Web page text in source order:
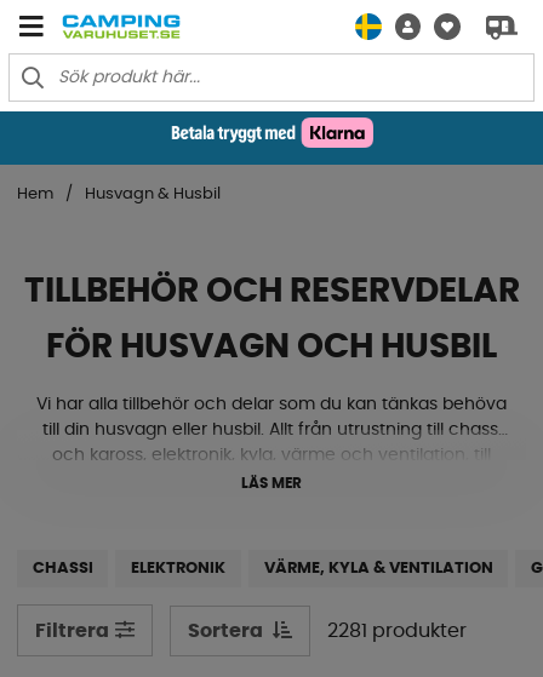
Hem Husvagn & Husbil
TILLBEHÖR OCH RESERVDELAR
FÖR HUSVAGN OCH HUSBIL
Vi har alla tillbehör och delar som du kan tänkas behöva
till din husvagn eller husbil. Allt från utrustning till chassi
och kaross, elektronik, kyla, värme och ventilation, till
gasol, textilmattor, lås och beslag med mera. Ja, här
mer. Vi har inte bara prylar till husbilen eller husvagnen,
din van eller plåtis. Skrolla ner för att utforska vårt
sortiment redan idag!
LÄS MER
CHASSI ELEKTRONIK VÄRME, KYLA & VENTILATION
Filtrera Sortera 2281 produkter